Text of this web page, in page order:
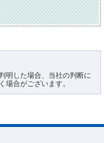
明した場合、当社の判断に
場合がございます。